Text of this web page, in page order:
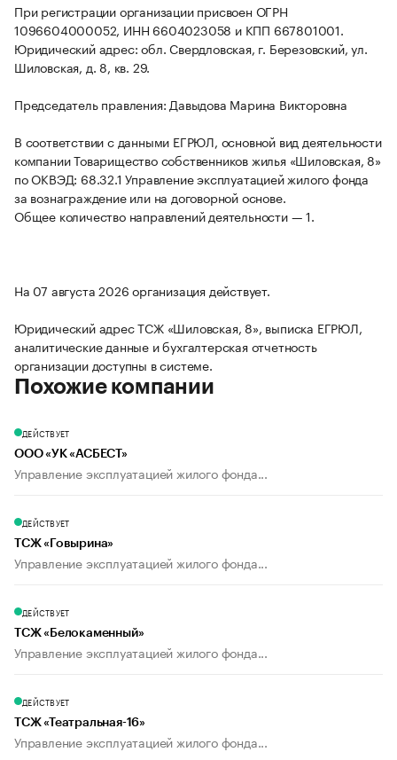
При регистрации организации присвоен ОГРН
1096604000052, ИНН 6604023058 и КПП 667801001.
Юридический адрес: обл. Свердловская, г. Березовский, ул.
Шиловская, д. 8, кв. 29.
Председатель правления: Давыдова Марина Викторовна
В соответствии с данными ЕГРЮЛ, основной вид деятельности
компании Товарищество собственников жилья «Шиловская, 8»
по ОКВЭД: 68.32.1 Управление эксплуатацией жилого фонда
за вознаграждение или на договорной основе.
Общее количество направлений деятельности — 1.
На 07 августа 2026 организация действует.
Юридический адрес ТСЖ «Шиловская, 8», выписка ЕГРЮЛ,
аналитические данные и бухгалтерская отчетность
организации доступны в системе.
Похожие компании
ДЕЙСТВУЕТ
ООО «УК «АСБЕСТ»
Управление эксплуатацией жилого фонда...
ДЕЙСТВУЕТ
ТСЖ «Говырина»
Управление эксплуатацией жилого фонда...
ДЕЙСТВУЕТ
ТСЖ «Белокаменный»
Управление эксплуатацией жилого фонда...
ДЕЙСТВУЕТ
ТСЖ «Театральная-16»
Управление эксплуатацией жилого фонда...